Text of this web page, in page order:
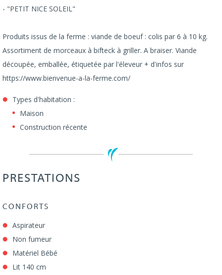
- "PETIT NICE SOLEIL"
Produits issus de la ferme : viande de boeuf : colis par 6 à 10 kg.
Assortiment de morceaux à bifteck à griller. A braiser. Viande
découpée, emballée, étiquetée par l'éleveur + d'infos sur
https://www.bienvenue-a-la-ferme.com/
Types d'habitation :
Maison
Construction récente
PRESTATIONS
CONFORTS
Aspirateur
Non fumeur
Matériel Bébé
Lit 140 cm